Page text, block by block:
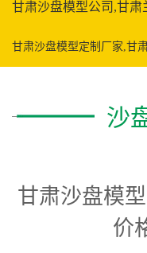
甘肃沙盘模型公司,甘肃
甘肃沙盘模型定制厂家,甘
沙
甘肃沙盘模
价